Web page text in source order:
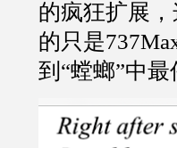
的疯狂扩展
的只是
到“螳螂”中